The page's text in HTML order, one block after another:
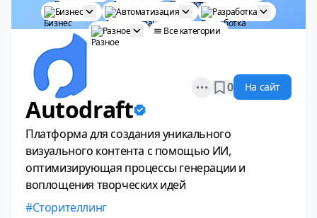
Бизнес
Автоматизация
Разработка
Разное
Все категории
Open options
0 На сайт
Autodraft
Платформа для создания уникального
визуального контента с помощью ИИ,
оптимизирующая процессы генерации и
воплощения творческих идей
Сторителлинг